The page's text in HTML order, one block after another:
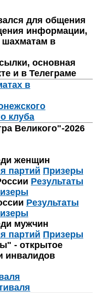
для общения
информации,
в
основная
и в Телеграме
в
клуба
Великого"-2026
женщин
партий Призеры
Результаты
Результаты
мужчин
партий Призеры
- открытое
инвалидов